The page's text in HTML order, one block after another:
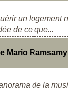
un logement
de ce que...
Mario Ramsamy
de la